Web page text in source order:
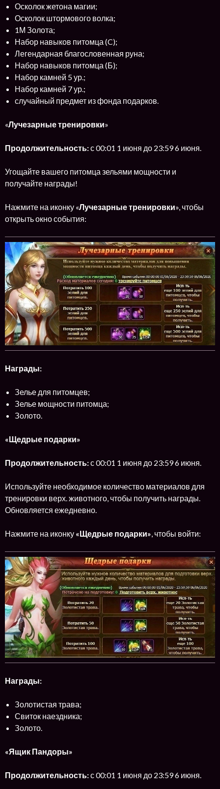
Осколок жетона магии;
Осколок штормового волка;
1М Золота;
Набор навыков питомца (C);
Легендарная благословенная руна;
Набор навыков питомца (Б);
Набор камней 5 ур.;
Набор камней 7 ур.;
случайный предмет из фонда подарков.
«Лучезарные тренировки»
Продолжительность:с 00:01 1 июня до 23:59 6 июня.
Угощайте вашего питомца зельями мощности и
получайте награды!
Нажмите на иконку «Лучезарные тренировки», чтобы
открыть окно события:
Награды:
Зелье для питомцев;
Зелье мощности питомца;
Золото.
«Щедрые подарки»
Продолжительность:с 00:01 1 июня до 23:59 6 июня.
Используйте необходимое количество материалов для
тренировки верх. животного, чтобы получить награды.
Обновляется ежедневно.
Нажмите на иконку «Щедрые подарки» , чтобы войти:
Награды:
Золотистая трава;
Свиток наездника;
Золото.
«Ящик Пандоры»
Продолжительность:с 00:01 1 июня до 23:59 6 июня.